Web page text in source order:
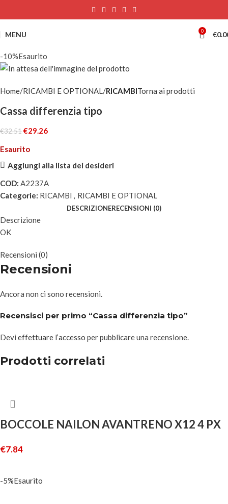
MENU 0 €
-10%Esaurito
Home RICAMBI E OPTIONAL RICAMBITorna ai prodotti
Cassa differenzia tipo
€32.51€29.26
Esaurito
Aggiungi alla lista dei desideri
COD: A2237A
Categorie: RICAMBI , RICAMBI E OPTIONAL
DESCRIZIONERECENSIONI (0)
Descrizione
OK
Recensioni (0)
Recensioni
Ancora non ci sono recensioni.
Recensisci per primo “Cassa differenzia tipo”
Devi effettuare l’accesso per pubblicare una recensione.
Prodotti correlati
BOCCOLE NAILON AVANTRENO X12 4 PX
€7.84
-5%Esaurito